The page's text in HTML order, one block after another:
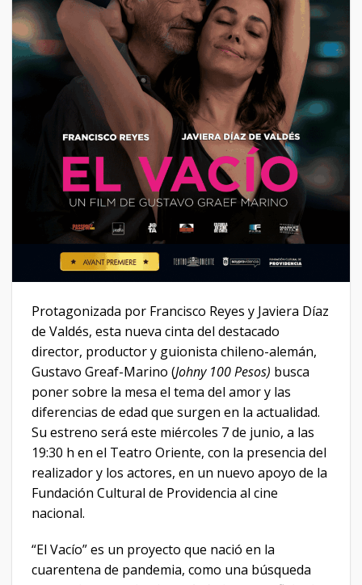
Protagonizada por Francisco Reyes y Javiera Díaz
de Valdés, esta nueva cinta del destacado
director, productor y guionista chileno-alemán,
Gustavo Greaf-Marino (Johny 100 Pesos) busca
poner sobre la mesa el tema del amor y las
diferencias de edad que surgen en la actualidad.
Su estreno será este miércoles 7 de junio, a las
19:30 h en el Teatro Oriente, con la presencia del
realizador y los actores, en un nuevo apoyo de la
Fundación Cultural de Providencia al cine
nacional.
“El Vacío” es un proyecto que nació en la
cuarentena de pandemia, como una búsqueda